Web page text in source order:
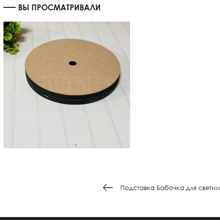
ВЫ ПРОСМАТРИВАЛИ
Подставка Бабочка для